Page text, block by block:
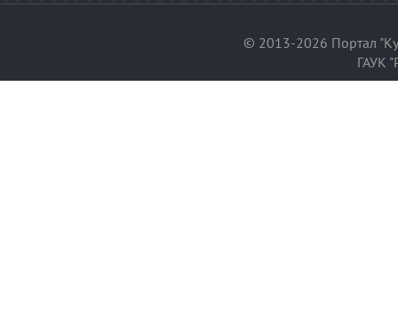
© 2013-2026 Портал
ГАУК